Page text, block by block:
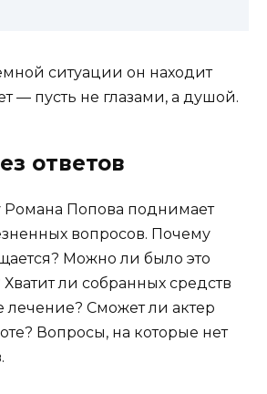
ситуации он находит
— пусть не глазами, а душой.
ответов
Романа Попова поднимает
вопросов. Почему
Можно ли было это
ли собранных средств
лечение? Сможет ли актер
Вопросы, на которые нет